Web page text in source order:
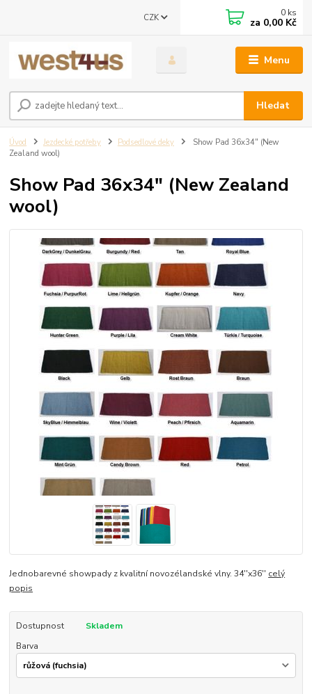
Menu
CZK
Hledat
0 ks
za 0,00 Kč
Úvod Jezdecké potřeby Podsedlové deky
Show Pad 36x34" (New
Zealand wool)
Show Pad 36x34" (New Zealand
wool)
Jednobarevné showpady z kvalitní novozélandské vlny. 34''x36'' celý
popis
Dostupnost
Skladem
Barva